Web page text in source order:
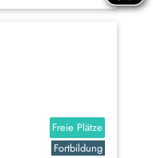
Freie Plätze
Fortbildung